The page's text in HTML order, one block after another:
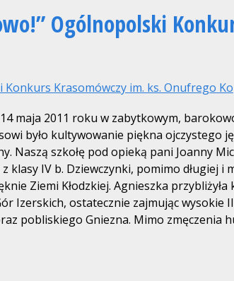
Ogólnopolski
Krasomówczy im. ks. Onufrego
maja 2011 roku w zabytkowym,
było kultywowanie piękna ojczystego
Naszą szkołę pod opieką pani Joanny
z klasy IV b. Dziewczynki, pomimo długiej i
Ziemi Kłodzkiej. Agnieszka przybliżyła
Izerskich, ostatecznie zajmując wysokie
pobliskiego Gniezna. Mimo zmęczenia